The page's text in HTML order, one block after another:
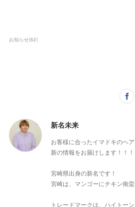
お知らせ(62)
新名未来
お客様に合ったイマドキのヘ
新の情報をお届けします！！！
宮崎県出身の新名です！
宮崎は、マンゴーにチキン南
トレードマークは、ハイトー